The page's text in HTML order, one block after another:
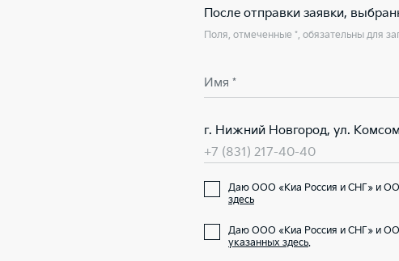
После отправки заявки,
Поля, отмеченные *, обязательны для
Имя *
г. Нижний Новгород, ул.
+7 (831) 217-40-40
Даю ООО «Киа Россия и СНГ» и
здесь
Даю ООО «Киа Россия и СНГ» и
указанных здесь.